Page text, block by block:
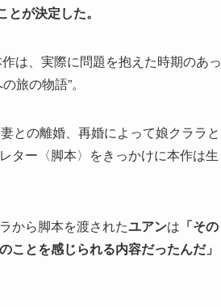
が決定した。
は、実際に問題を抱えた時期のあっ
旅の物語”。
との離婚、再婚によって娘クララと
ター〈脚本〉をきっかけに本作は生
から脚本を渡されたユアンは 「その
とを感じられる内容だったんだ」